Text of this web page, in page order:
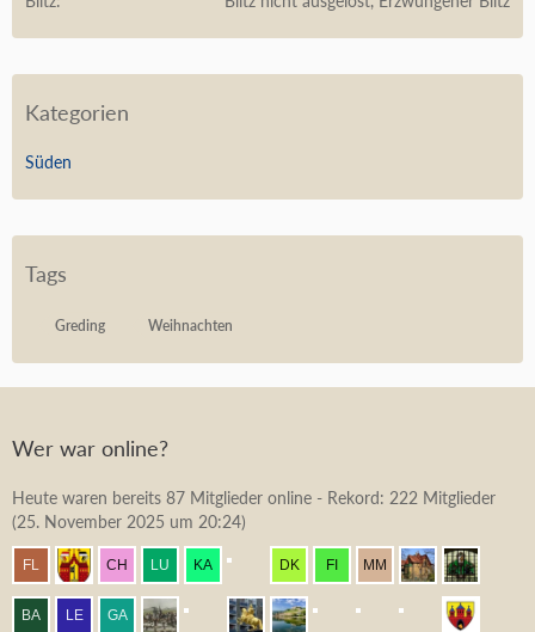
Kategorien
Süden
Tags
Greding Weihnachten
Wer war online?
Heute waren bereits 87 Mitglieder online - Rekord: 222 Mitglieder
(25. November 2025 um 20:24)